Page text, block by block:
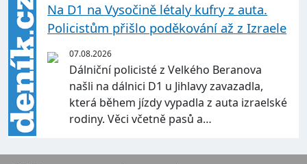
Na D1 na Vysočině létaly kufry z auta.
Policistům přišlo poděkování až z Izraele
07.08.2026
Dálniční policisté z Velkého Beranova
našli na dálnici D1 u Jihlavy zavazadla,
která během jízdy vypadla z auta izraelské
rodiny. Věci včetně pasů a…